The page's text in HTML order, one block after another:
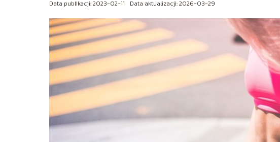
Data publikacji: 2023-02-11 Data aktualizacji: 2026-03-29